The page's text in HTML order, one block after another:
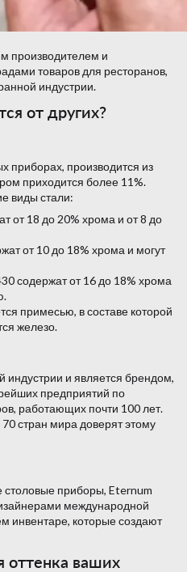
производителем и
товаров для ресторанов,
индустрии.
от других?
приборах, производится из
приходится более 11%.
виды стали:
от 18 до 20% хрома и от 8 до
от 10 до 18% хрома и могут
содержат от 16 до 18% хрома
примесью, в составе которой
железо.
индустрии и является брендом,
предприятий по
работающих почти 100 лет.
стран мира доверят этому
приборы, Eternum
международной
инвентаре, которые создают
оттенка ваших